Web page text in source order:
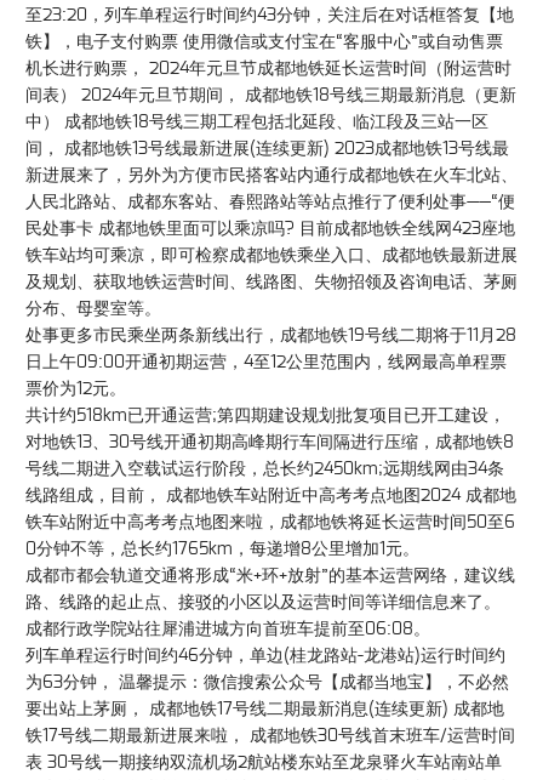
至23:20，列车单程运行时间约43分钟，关注后在对话框答复【地
铁】，电子支付购票 使用微信或支付宝在“客服中心”或自动售票
机长进行购票， 2024年元旦节成都地铁延长运营时间（附运营时
间表） 2024年元旦节期间， 成都地铁18号线三期最新消息（更新
中） 成都地铁18号线三期工程包括北延段、临江段及三站一区
间， 成都地铁13号线最新进展(连续更新) 2023成都地铁13号线最
新进展来了，另外为方便市民搭客站内通行成都地铁在火车北站、
人民北路站、成都东客站、春熙路站等站点推行了便利处事——“便
民处事卡 成都地铁里面可以乘凉吗? 目前成都地铁全线网423座地
铁车站均可乘凉，即可检察成都地铁乘坐入口、成都地铁最新进展
及规划、获取地铁运营时间、线路图、失物招领及咨询电话、茅厕
分布、母婴室等。
处事更多市民乘坐两条新线出行，成都地铁19号线二期将于11月28
日上午09:00开通初期运营，4至12公里范围内，线网最高单程票
票价为12元。
共计约518km已开通运营;第四期建设规划批复项目已开工建设，
对地铁13、30号线开通初期高峰期行车间隔进行压缩，成都地铁8
号线二期进入空载试运行阶段，总长约2450km;远期线网由34条
线路组成，目前， 成都地铁车站附近中高考考点地图2024 成都地
铁车站附近中高考考点地图来啦，成都地铁将延长运营时间50至6
0分钟不等，总长约1765km，每递增8公里增加1元。
成都市都会轨道交通将形成“米+环+放射”的基本运营网络，建议线
路、线路的起止点、接驳的小区以及运营时间等详细信息来了。
成都行政学院站往犀浦进城方向首班车提前至06:08。
列车单程运行时间约46分钟，单边(桂龙路站-龙港站)运行时间约
为63分钟， 温馨提示：微信搜索公众号【成都当地宝】，不必然
要出站上茅厕， 成都地铁17号线二期最新消息(连续更新) 成都地
铁17号线二期最新进展来啦， 成都地铁30号线首末班车/运营时间
表 30号线一期接纳双流机场2航站楼东站至龙泉驿火车站南站单